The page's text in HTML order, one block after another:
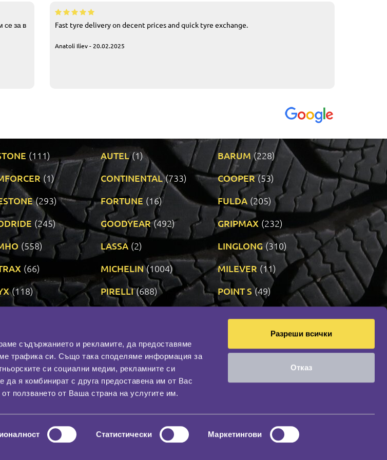
съдържанието и рекламите, да предоставяме
трафика си. Също така споделяме информация за
си социални медии, рекламните си
да я комбинират с друга предоставена им от Вас
ползването от Ваша страна на услугите им.
Статистически
Маркетингови
Разреши всички
Отказ
се за в
Fast tyre delivery on decent prices and quick tyre exchange.
Anatoli Iliev - 20.02.2025
(111) AUTEL (1) BARUM (228)
(1) CONTINENTAL (733) COOPER (53)
(293) FORTUNE (16) FULDA (205)
(245) GOODYEAR (492) GRIPMAX (232)
(558) LASSA (2) LINGLONG (310)
(66) MICHELIN (1004) MILEVER (11)
(118) PIRELLI (688) POINT S (49)
VREDESTEIN (470)
Контакти
За нас
Гаранция
Социална мрежа
НАШИЯТ БЛОГ